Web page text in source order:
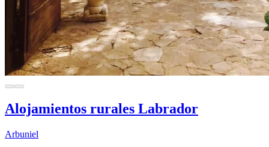
Alojamientos rurales Labrador
Arbuniel